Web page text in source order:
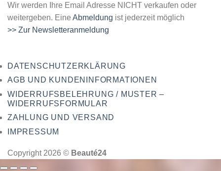
Wir werden Ihre Email Adresse NICHT verkaufen oder
weitergeben. Eine Abmeldung ist jederzeit möglich
>> Zur Newsletteranmeldung
DATENSCHUTZERKLÄRUNG
AGB UND KUNDENINFORMATIONEN
WIDERRUFSBELEHRUNG / MUSTER –
WIDERRUFSFORMULAR
ZAHLUNG UND VERSAND
IMPRESSUM
Copyright 2026 © Beauté24